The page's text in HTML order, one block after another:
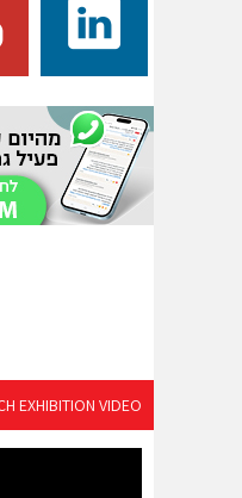
EXHIBITION VIDEO